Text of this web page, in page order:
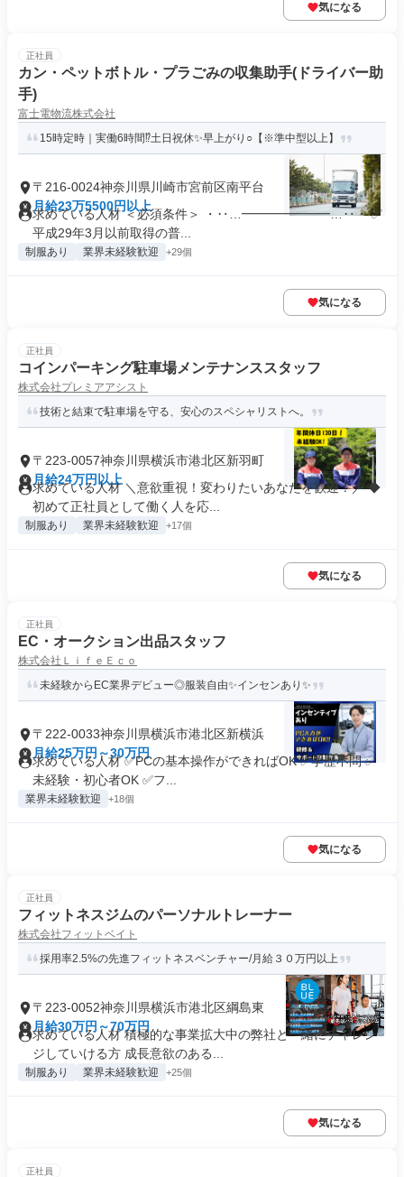
気になる
正社員
カン・ペットボトル・プラごみの収集助手(ドライバー助
手)
富士電物流株式会社
15時定時｜実働6時間⁉土日祝休✨早上がり○【※準中型以上】
〒216-0024神奈川県川崎市宮前区南平台
月給23万5500円以上
求めている人材 ＜必須条件＞ ・‥…━━━━━━━…‥・ ✅
平成29年3月以前取得の普...
制服あり 業界未経験歓迎 +29個
気になる
正社員
コインパーキング駐車場メンテナンススタッフ
株式会社プレミアアシスト
技術と結束で駐車場を守る、安心のスペシャリストへ。
〒223-0057神奈川県横浜市港北区新羽町
月給24万円以上
求めている人材 ＼意欲重視！変わりたいあなたを歓迎！／ ◆
初めて正社員として働く人を応...
制服あり 業界未経験歓迎 +17個
気になる
正社員
EC・オークション出品スタッフ
株式会社ＬｉｆｅＥｃｏ
未経験からEC業界デビュー◎服装自由✨インセンあり✨
〒222-0033神奈川県横浜市港北区新横浜
月給25万円～30万円
求めている人材 ✅PCの基本操作ができればOK ✅学歴不問 ✅
未経験・初心者OK ✅フ...
業界未経験歓迎 +18個
気になる
正社員
フィットネスジムのパーソナルトレーナー
株式会社フィットベイト
採用率2.5%の先進フィットネスベンチャー/月給３０万円以上
〒223-0052神奈川県横浜市港北区綱島東
月給30万円～70万円
求めている人材 積極的な事業拡大中の弊社と一緒にチャレン
ジしていける方 成長意欲のある...
制服あり 業界未経験歓迎 +25個
気になる
正社員